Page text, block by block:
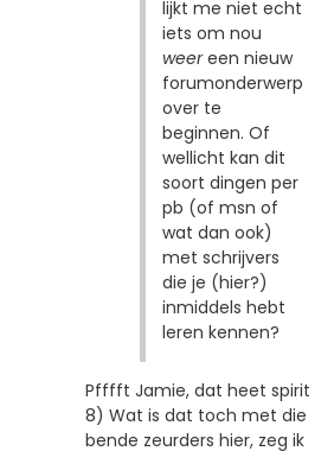
lijkt me niet echt
iets om nou
weereen nieuw
forumonderwerp
over te
beginnen. Of
wellicht kan dit
soort dingen per
pb (of msn of
wat dan ook)
met schrijvers
die je (hier?)
inmiddels hebt
leren kennen?
Pfffft Jamie, dat heet spirit
8) Wat is dat toch met die
bende zeurders hier, zeg ik